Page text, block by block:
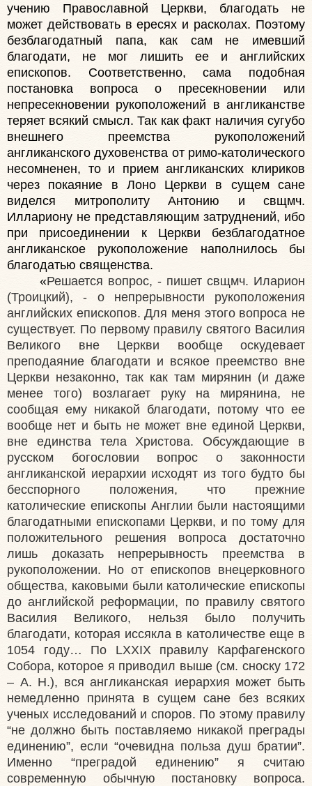
учению Православной Церкви, благодать не
может действовать в ересях и расколах. Поэтому
безблагодатный папа, как сам не имевший
благодати, не мог лишить ее и английских
епископов. Соответственно, сама подобная
постановка вопроса о пресекновении или
непресекновении рукоположений в англиканстве
теряет всякий смысл. Так как факт наличия сугубо
внешнего преемства рукоположений
англиканского духовенства от римо-католического
несомненен, то и прием англиканских клириков
через покаяние в Лоно Церкви в сущем сане
виделся митрополиту Антонию и свщмч.
Иллариону не представляющим затруднений, ибо
при присоединении к Церкви безблагодатное
англиканское рукоположение наполнилось бы
благодатью священства.
«Решается вопрос, - пишет свщмч. Иларион
(Троицкий), - о непрерывности рукоположения
английских епископов. Для меня этого вопроса не
существует. По первому правилу святого Василия
Великого вне Церкви вообще оскудевает
преподаяние благодати и всякое преемство вне
Церкви незаконно, так как там мирянин (и даже
менее того) возлагает руку на мирянина, не
сообщая ему никакой благодати, потому что ее
вообще нет и быть не может вне единой Церкви,
вне единства тела Христова. Обсуждающие в
русском богословии вопрос о законности
англиканской иерархии исходят из того будто бы
бесспорного положения, что прежние
католические епископы Англии были настоящими
благодатными епископами Церкви, и по тому для
положительного решения вопроса достаточно
лишь доказать непрерывность преемства в
рукоположении. Но от епископов внецерковного
общества, каковыми были католические епископы
до английской реформации, по правилу святого
Василия Великого, нельзя было получить
благодати, которая иссякла в католичестве еще в
1054 году… По LXXIX правилу Карфагенского
Собора, которое я приводил выше (см. сноску 172
– А. Н.), вся англиканская иерархия может быть
немедленно принята в сущем сане без всяких
ученых исследований и споров. По этому правилу
“не должно быть поставляемо никакой преграды
единению”, если “очевидна польза душ братии”.
Именно “преградой единению” я считаю
современную обычную постановку вопроса.